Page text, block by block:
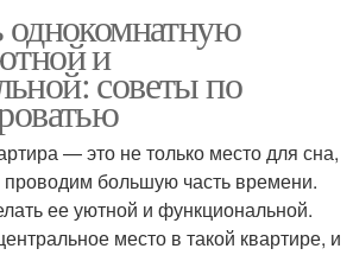
однокомнатную
и
советы по
— это не только место для сна,
проводим большую часть времени.
ее уютной и функциональной.
место в такой квартире, и